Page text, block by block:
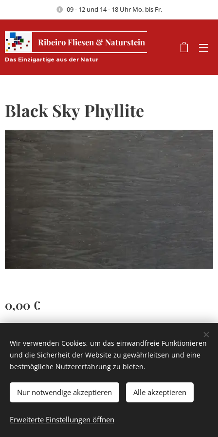
09 - 12 und 14 - 18 Uhr Mo. bis Fr.
Ribeiro Fliesen & Naturstein
Das Einzigartige aus der Natur
Black Sky Phyllite
0,00€
Zum Warenkorb hinzufügen
Cookies
Wir verwenden Cookies, um das einwandfreie Funktionieren
und die Sicherheit der Website zu gewährleitsen und eine
bestmögliche Nutzererfahrung zu bieten.
Nur notwendige akzeptieren Alle akzeptieren
Erweiterte Einstellungen öffnen